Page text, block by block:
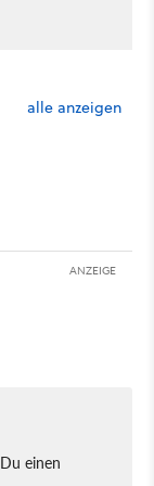
alle anzeigen
ANZEIGE
einen